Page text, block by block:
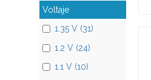
Voltaje
1.35 V (31)
1.2 V (24)
1.1 V (10)